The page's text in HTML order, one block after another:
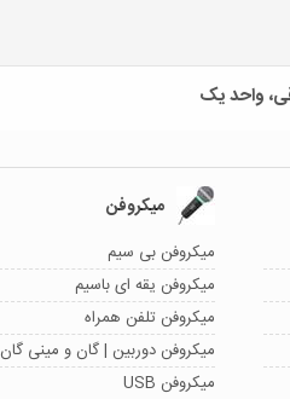
میکروفن
میکروفن بی سیم
میکروفن یقه ای باسیم
میکروفن تلفن همراه
میکروفن دوربین | گان و مینی گان
میکروفن USB